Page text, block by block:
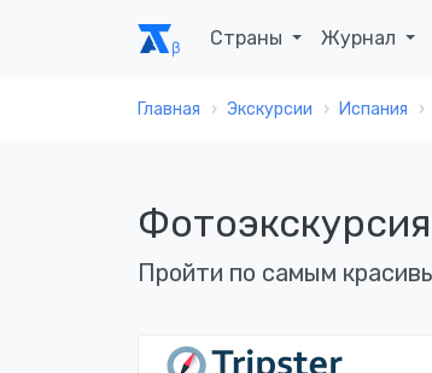
Страны Журнал
Главная Экскурсии Испания
Пройти по самым